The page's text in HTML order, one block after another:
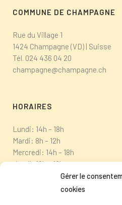
Gérer le
cookies
COMMUNE DE CHAMPAGNE
Rue du Village 1
1424 Champagne (VD) | Suisse
Tél. 024 436 04 20
champagne@champagne.ch
HORAIRES
Lundi: 14h – 18h
Mardi: 8h – 12h
Mercredi: 14h – 18h
Jeudi: 10h – 12h
Vendredi: fermé